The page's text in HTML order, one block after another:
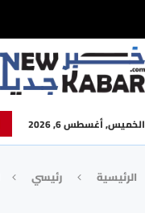
الخميس, أغسطس 6, 2026
الرئيسية رئيسي